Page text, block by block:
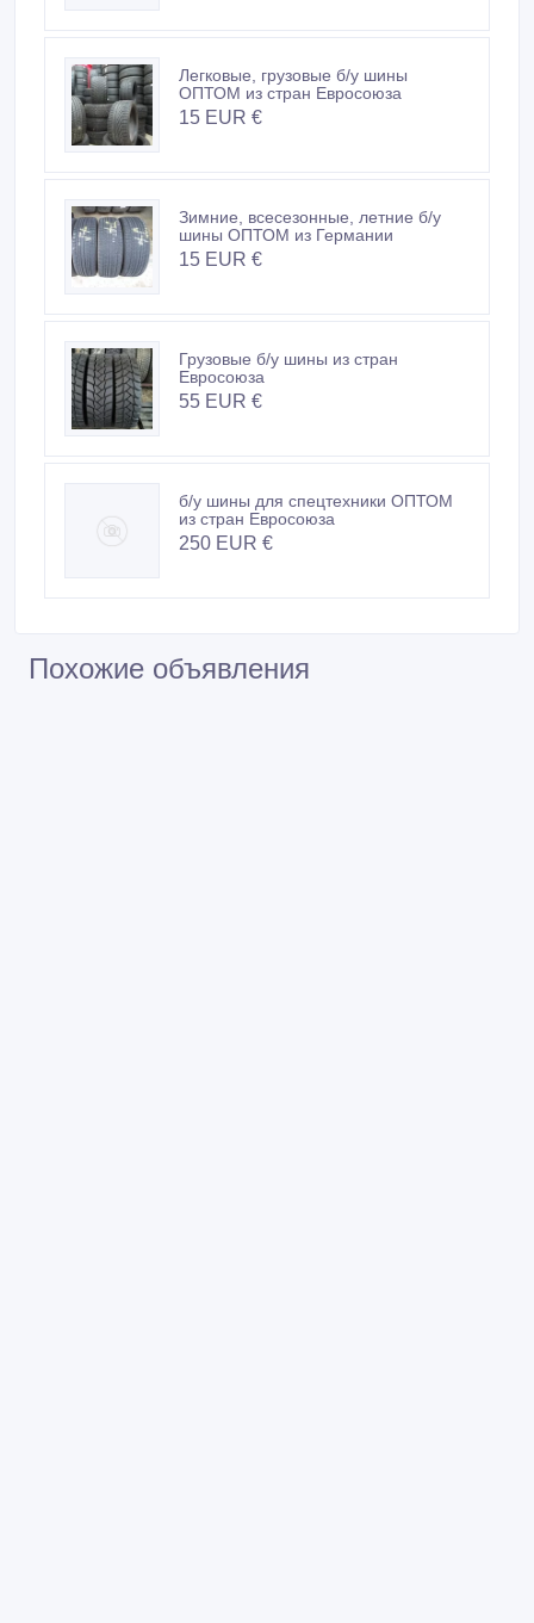
Легковые, грузовые б/у шины
ОПТОМ из стран Евросоюза
15 EUR €
Зимние, всесезонные, летние б/у
шины ОПТОМ из Германии
15 EUR €
Грузовые б/у шины из стран
Евросоюза
55 EUR €
б/у шины для спецтехники ОПТОМ
из стран Евросоюза
250 EUR €
Похожие объявления